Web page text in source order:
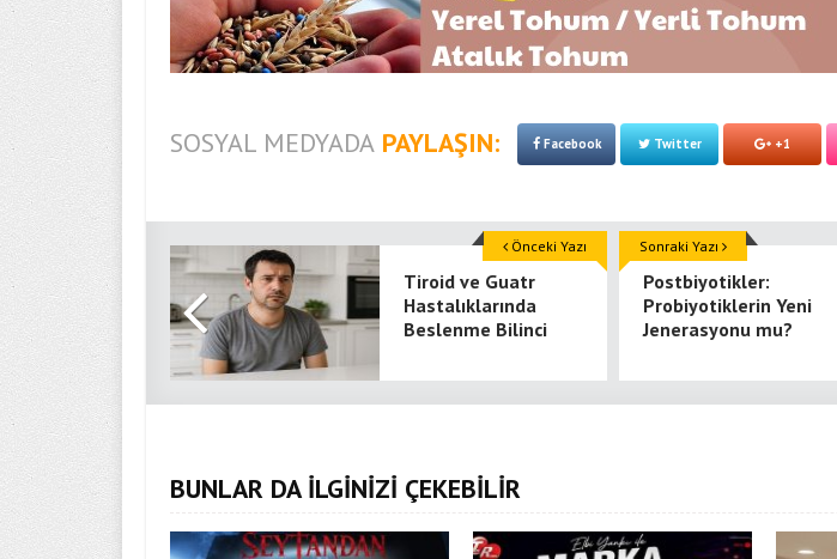
SOSYAL MEDYADA PAYLAŞIN: Facebook Twitter +1
Tiroid ve Guatr
Hastalıklarında
Beslenme Bilinci
Önceki Yazı
Postbiyotikler:
Probiyotiklerin Yeni
Jenerasyonu mu?
Sonraki Yazı
BUNLAR DA İLGİNİZİ ÇEKEBİLİR